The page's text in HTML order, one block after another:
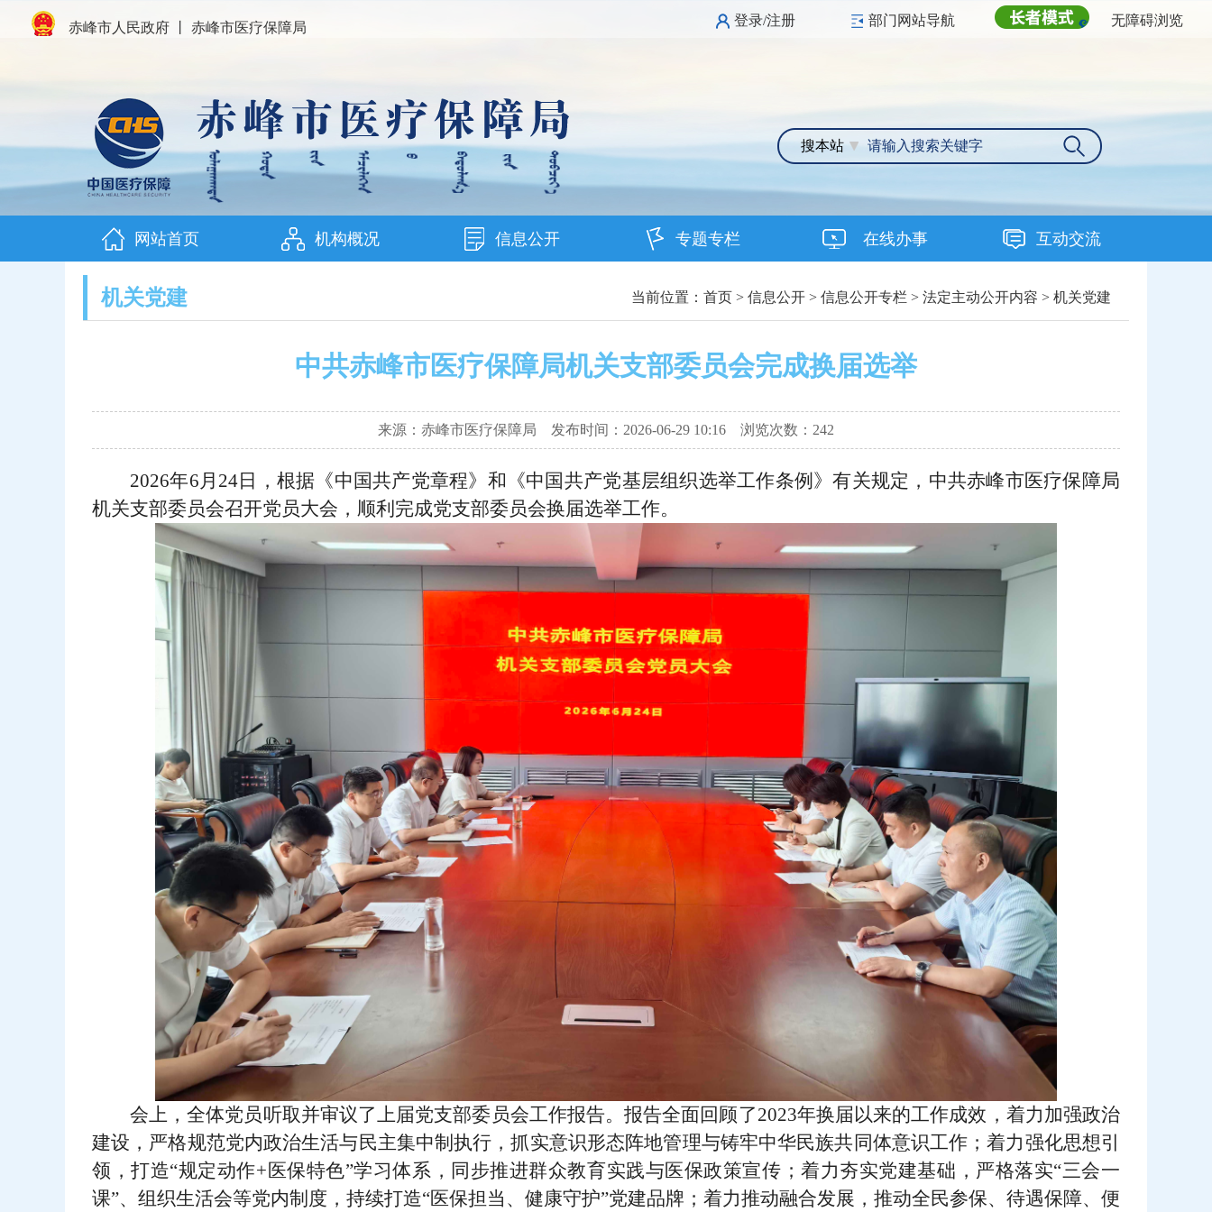
赤峰市人民政府 赤峰市医疗保障局 登录/注册 部门网站导航 无障碍浏览
搜本站
网站首页 机构概况 信息公开 专题专栏 在线办事 互动交流
当前位置： 首页 > 信息公开 > 信息公开专栏 > 法定主动公开内容 > 机关党建
机关党建
中共赤峰市医疗保障局机关支部委员会完成换届选举
来源：赤峰市医疗保障局 发布时间：2026-06-29 10:16 浏览次数：242
2026年6月24日，根据《中国共产党章程》和《中国共产党基层组织选举工作条例》有关规定，中共赤峰市医疗保障局
机关支部委员会召开党员大会，顺利完成党支部委员会换届选举工作。
会上，全体党员听取并审议了上届党支部委员会工作报告。报告全面回顾了2023年换届以来的工作成效，着力加强政治
建设，严格规范党内政治生活与民主集中制执行，抓实意识形态阵地管理与铸牢中华民族共同体意识工作；着力强化思想引
领，打造“规定动作+医保特色”学习体系，同步推进群众教育实践与医保政策宣传；着力夯实党建基础，严格落实“三会一
课”、组织生活会等党内制度，持续打造“医保担当、健康守护”党建品牌；着力推动融合发展，推动全民参保、待遇保障、便